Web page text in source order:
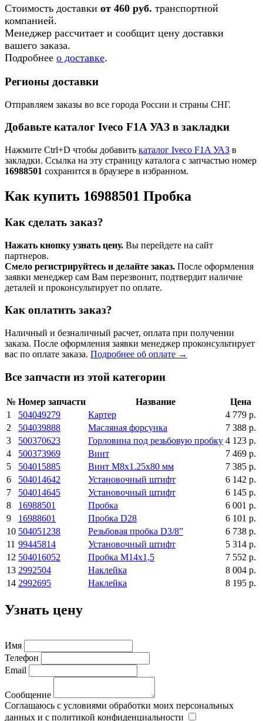
Стоимость доставки от 460 руб. транспортной
компанией.
Менеджер рассчитает и сообщит цену доставки
вашего заказа.
Подробнее о доставке.
Регионы доставки
Отправляем заказы во все города России и страны СНГ.
Добавьте каталог Iveco F1A УАЗ в закладки
Нажмите Ctrl+D чтобы добавить каталог Iveco F1A УАЗ в
закладки. Ссылка на эту страницу каталога с запчастью номер
16988501 сохранится в браузере в избранном.
Как купить 16988501 Пробка
Как сделать заказ?
Нажать кнопку узнать цену. Вы перейдете на сайт
партнеров.
Смело регистрируйтесь и делайте заказ. После оформления
заявки менеджер сам Вам перезвонит, подтвердит наличие
деталей и проконсультирует по оплате.
Как оплатить заказ?
Наличный и безналичный расчет, оплата при получении
заказа. После оформления заявки менеджер проконсультирует
вас по оплате заказа. Подробнее об оплате →
Все запчасти из этой категории
№ Номер запчасти Название
Цена
1
504049279 Картер
4 779 р.
2
504039888 Масляная форсунка
7 388 р.
3
500370623 Горловина под резьбовую пробку 4 123 р.
4
500373969 Винт
7 469 р.
5
504015885 Винт М8х1.25х80 мм
7 385 р.
6
504014642 Установочный штифт
6 142 р.
7
504014645 Установочный штифт
6 145 р.
8
16988501 Пробка
6 001 р.
9
16988601 Пробка D28
6 101 р.
10 504051238 Резьбовая пробка D3/8”
6 738 р.
11 99445814 Установочный штифт
5 314 р.
12 504016052 Пробка М14х1,5
7 552 р.
13 2992504 Наклейка
8 004 р.
14 2992695 Наклейка 8 195 р.
Узнать цену
Имя
Телефон
Email
Сообщение
Соглашаюсь с условиями обработки моих персональных
данных и с политикой конфиденциальности